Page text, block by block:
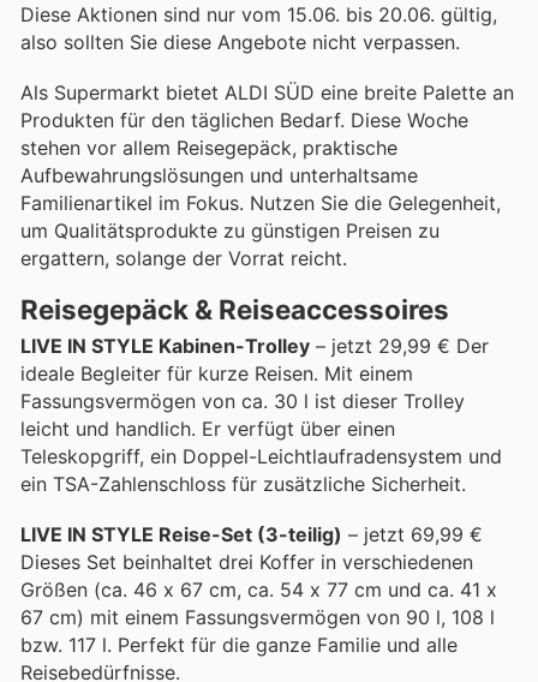
Diese Aktionen sind nur vom 15.06. bis 20.06. gültig,
also sollten Sie diese Angebote nicht verpassen.
Als Supermarkt bietet ALDI SÜD eine breite Palette an
Produkten für den täglichen Bedarf. Diese Woche
stehen vor allem Reisegepäck, praktische
Aufbewahrungslösungen und unterhaltsame
Familienartikel im Fokus. Nutzen Sie die Gelegenheit,
um Qualitätsprodukte zu günstigen Preisen zu
ergattern, solange der Vorrat reicht.
Reisegepäck & Reiseaccessoires
LIVE IN STYLE Kabinen-Trolley – jetzt 29,99 € Der
ideale Begleiter für kurze Reisen. Mit einem
Fassungsvermögen von ca. 30 l ist dieser Trolley
leicht und handlich. Er verfügt über einen
Teleskopgriff, ein Doppel-Leichtlaufradensystem und
ein TSA-Zahlenschloss für zusätzliche Sicherheit.
LIVE IN STYLE Reise-Set (3-teilig) – jetzt 69,99 €
Dieses Set beinhaltet drei Koffer in verschiedenen
Größen (ca. 46 x 67 cm, ca. 54 x 77 cm und ca. 41 x
67 cm) mit einem Fassungsvermögen von 90 l, 108 l
bzw. 117 l. Perfekt für die ganze Familie und alle
Reisebedürfnisse.